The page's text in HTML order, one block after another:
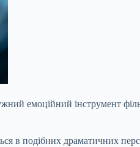
емоційний інструмент
в подібних драматичних